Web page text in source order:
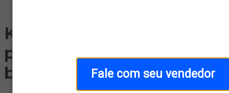
Fale com seu vendedor
Kit Híbrido: soluções com
painel solar, inversor e
bateria